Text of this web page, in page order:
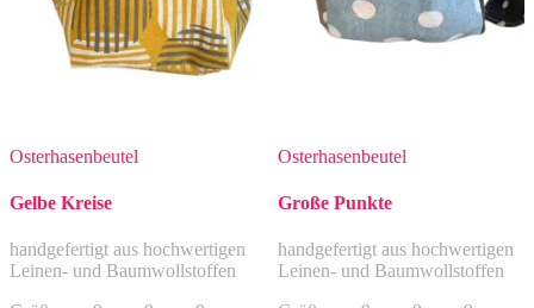
Osterhasenbeutel
Gelbe Kreise
handgefertigt aus hochwertigen
Leinen- und Baumwollstoffen
Osterhasenbeutel
Große Punkte
handgefertigt aus hochwertigen
Leinen- und Baumwollstoffen